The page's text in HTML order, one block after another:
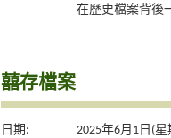
在歷史檔案背後
囍存檔案
日期:
2025年6月1日(